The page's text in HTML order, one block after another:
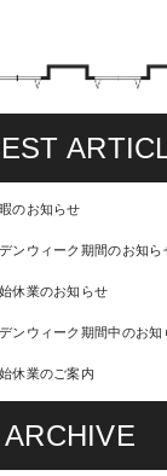
のお知らせ
ンウィーク期間のお知ら
休業のお知らせ
ンウィーク期間中のお知
休業のご案内
ARCHIVE